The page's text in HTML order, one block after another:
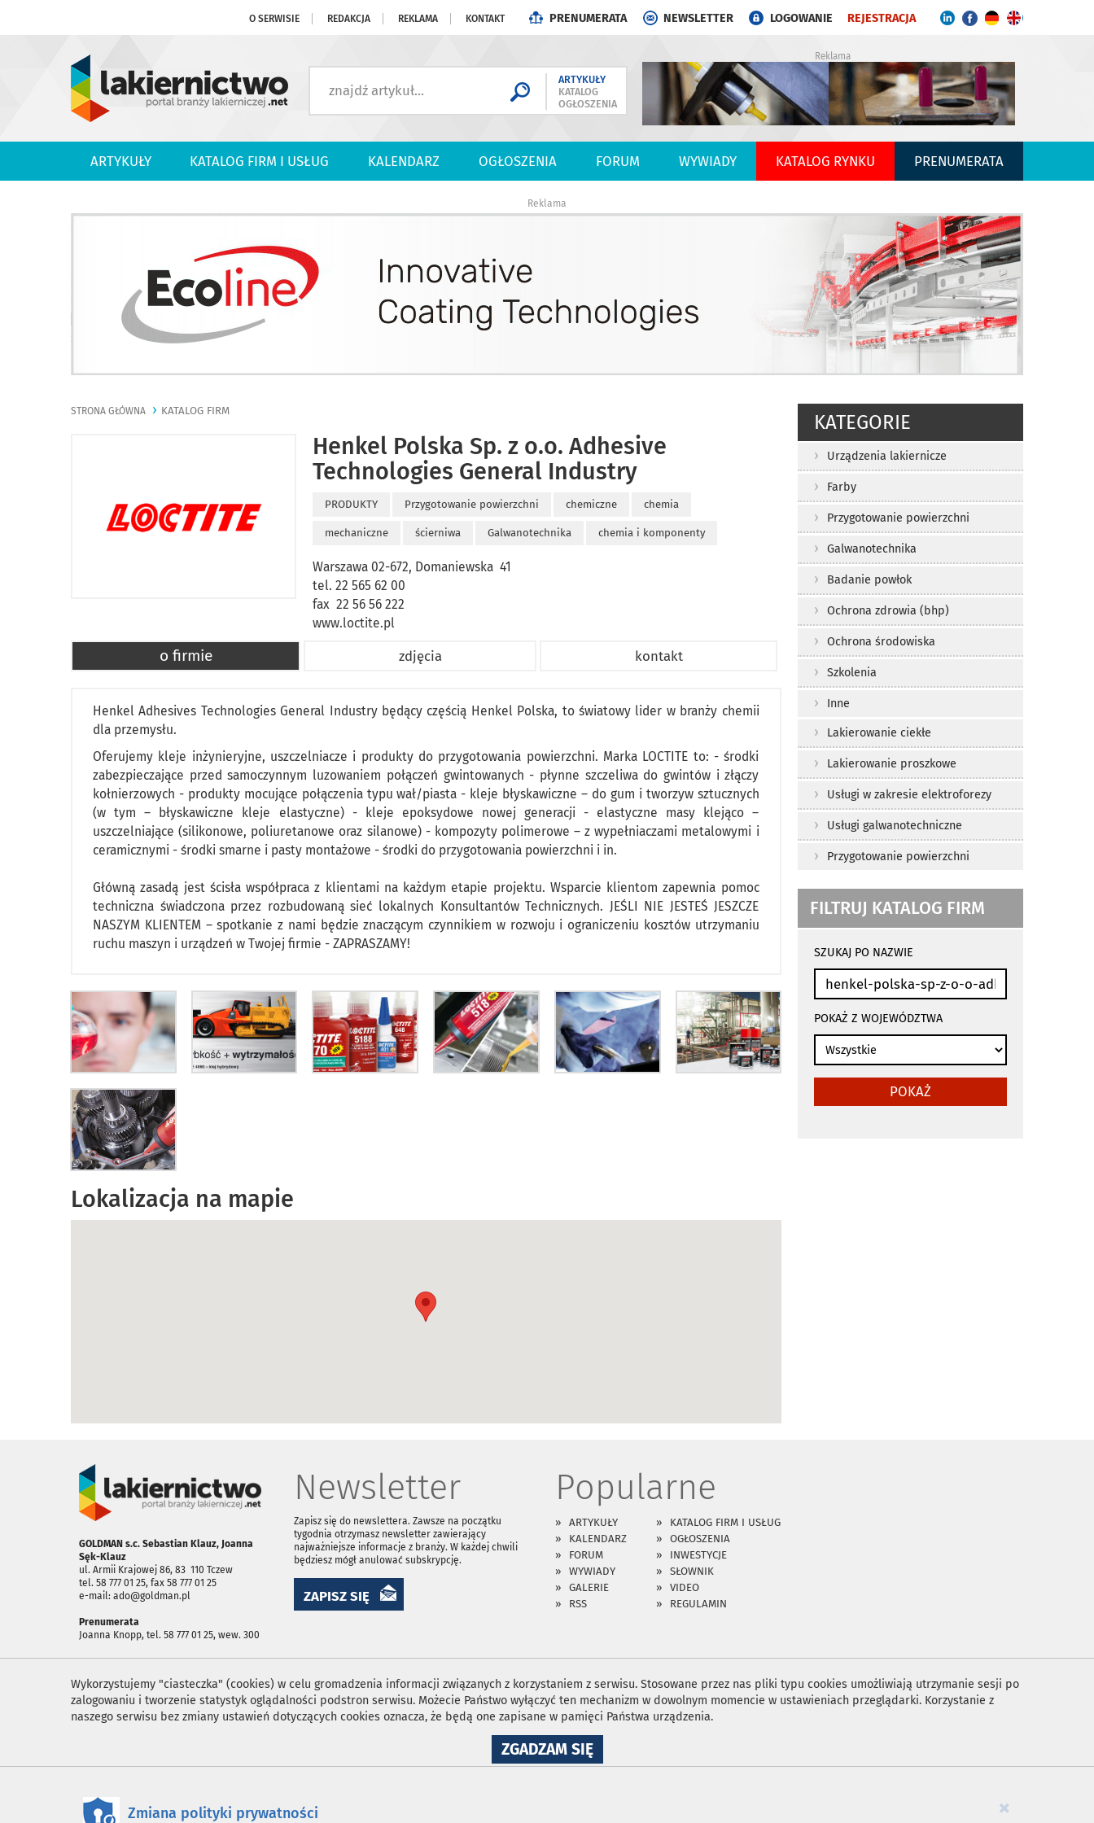
O SERWISIE REDAKCJA REKLAMA KONTAKT PRENUMERATA NEWSLETTER LOGOWANIE REJESTRACJA
ARTYKUŁY
KATALOG
OGŁOSZENIA
Reklama
ARTYKUŁY KATALOG FIRM I USŁUG KALENDARZ OGŁOSZENIA FORUM WYWIADY KATALOG RYNKU PRENUMERATA
Reklama
KATEGORIE
Urządzenia lakiernicze
Farby
Przygotowanie powierzchni
Galwanotechnika
Badanie powłok
Ochrona zdrowia (bhp)
Ochrona środowiska
Szkolenia
Inne
Lakierowanie ciekłe
Lakierowanie proszkowe
Usługi w zakresie elektroforezy
Usługi galwanotechniczne
Przygotowanie powierzchni
FILTRUJ KATALOG FIRM
wyszukiwania
SZUKAJ PO NAZWIE
POKAŻ Z WOJEWÓDZTWA
POKAŻ
STRONA GŁÓWNA KATALOG FIRM
Henkel Polska Sp. z o.o. Adhesive
Technologies General Industry
PRODUKTY Przygotowanie powierzchni chemiczne chemia
mechaniczne ścierniwa Galwanotechnika chemia i komponenty
Warszawa 02-672, Domaniewska 41
tel. 22 565 62 00
fax 22 56 56 222
www.loctite.pl
o firmie zdjęcia kontakt
Henkel Adhesives Technologies General Industry będący częścią Henkel Polska, to światowy lider w branży chemii
dla przemysłu.
Oferujemy kleje inżynieryjne, uszczelniacze i produkty do przygotowania powierzchni. Marka LOCTITE to: - środki
zabezpieczające przed samoczynnym luzowaniem połączeń gwintowanych - płynne szczeliwa do gwintów i złączy
kołnierzowych - produkty mocujące połączenia typu wał/piasta - kleje błyskawiczne – do gum i tworzyw sztucznych
(w tym – błyskawiczne kleje elastyczne) - kleje epoksydowe nowej generacji - elastyczne masy klejąco –
uszczelniające (silikonowe, poliuretanowe oraz silanowe) - kompozyty polimerowe – z wypełniaczami metalowymi i
ceramicznymi - środki smarne i pasty montażowe - środki do przygotowania powierzchni i in.
Główną zasadą jest ścisła współpraca z klientami na każdym etapie projektu. Wsparcie klientom zapewnia pomoc
techniczna świadczona przez rozbudowaną sieć lokalnych Konsultantów Technicznych. JEŚLI NIE JESTEŚ JESZCZE
NASZYM KLIENTEM – spotkanie z nami będzie znaczącym czynnikiem w rozwoju i ograniczeniu kosztów utrzymaniu
ruchu maszyn i urządzeń w Twojej firmie - ZAPRASZAMY!
Lokalizacja na mapie
GOLDMAN s.c. Sebastian Klauz, Joanna
Sęk-Klauz
ul. Armii Krajowej 86, 83 ­ 110 Tczew
tel. 58 777 01 25, fax 58 777 01 25
e-mail: ado@goldman.pl
Prenumerata
Joanna Knopp, tel. 58 777 01 25, wew. 300
Newsletter
Zapisz się do newslettera. Zawsze na początku
tygodnia otrzymasz newsletter zawierający
najważniejsze informacje z branży. W każdej chwili
będziesz mógł anulować subskrypcję.
ZAPISZ SIĘ
Popularne
ARTYKUŁY
KATALOG FIRM I USŁUG
KALENDARZ
OGŁOSZENIA
FORUM
INWESTYCJE
WYWIADY
SŁOWNIK
GALERIE
VIDEO
RSS
REGULAMIN
Wykorzystujemy "ciasteczka" (cookies) w celu gromadzenia informacji związanych z korzystaniem z serwisu. Stosowane przez nas pliki typu cookies umożliwiają utrzymanie sesji po
zalogowaniu i tworzenie statystyk oglądalności podstron serwisu. Możecie Państwo wyłączyć ten mechanizm w dowolnym momencie w ustawieniach przeglądarki. Korzystanie z
naszego serwisu bez zmiany ustawień dotyczących cookies oznacza, że będą one zapisane w pamięci Państwa urządzenia.
ZGADZAM SIĘNA
WYKORZYSTANIE
×
Zmiana polityki prywatności